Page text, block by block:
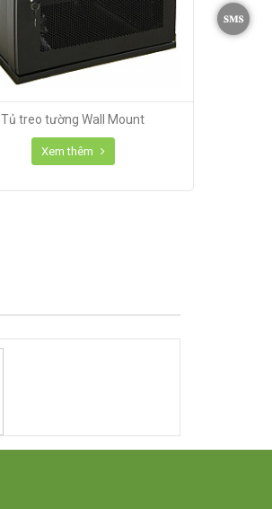
Tủ treo tường Wall Mount
Xem thêm